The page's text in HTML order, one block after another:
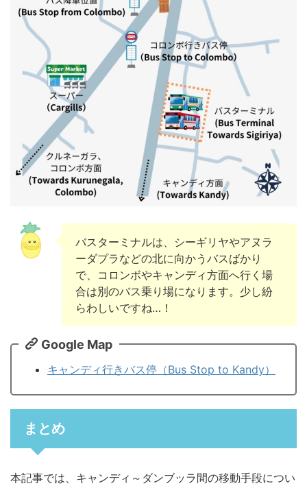
バスターミナルは、シーギリヤやアヌラ
ーダプラなどの北に向かうバスばかり
で、コロンボやキャンディ方面へ行く場
合は別のバス乗り場になります。少し紛
らわしいですね…！
Google Map
キャンディ行きバス停（Bus Stop to Kandy）
まとめ
本記事では、キャンディ～ダンブッラ間の移動手段につい